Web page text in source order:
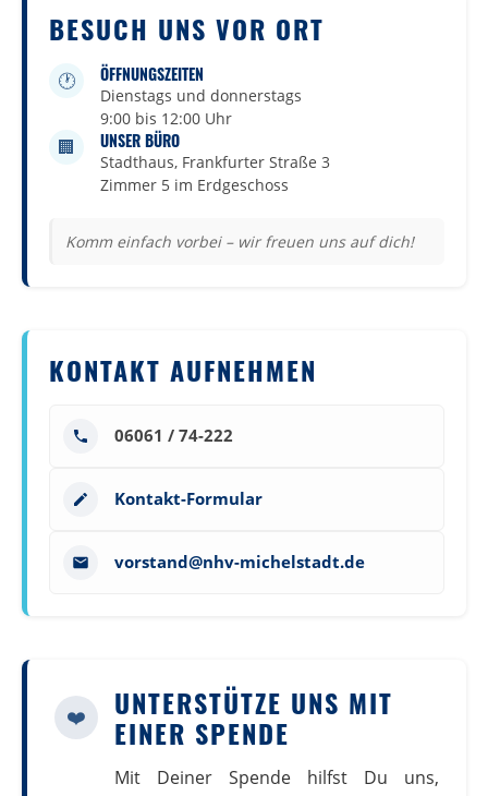
BESUCH UNS VOR ORT
🕐 ÖFFNUNGSZEITEN
Dienstags und donnerstags
9:00 bis 12:00 Uhr
🏢 UNSER BÜRO
Stadthaus, Frankfurter Straße 3
Zimmer 5 im Erdgeschoss
Komm einfach vorbei – wir freuen uns auf dich!
KONTAKT AUFNEHMEN
06061 / 74-222
Kontakt-Formular
vorstand@nhv-michelstadt.de
❤️ UNTERSTÜTZE UNS MIT
EINER SPENDE
Mit Deiner Spende hilfst Du uns,